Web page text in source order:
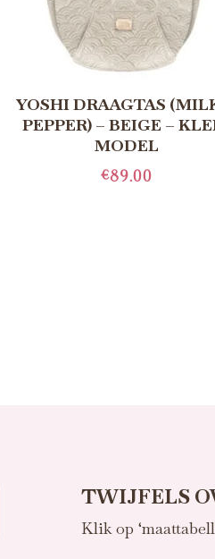
YOSHI DRAAGTAS
PEPPER) – BEIGE –
MODEL
€89.00
TWIJFELS
Klik op